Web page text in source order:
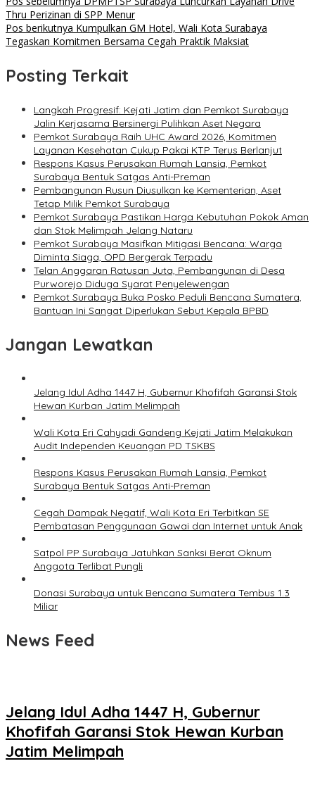
Thru Perizinan di SPP Menur
Pos berikutnya Kumpulkan GM Hotel, Wali Kota Surabaya
Tegaskan Komitmen Bersama Cegah Praktik Maksiat
Posting Terkait
Langkah Progresif: Kejati Jatim dan Pemkot Surabaya
Jalin Kerjasama Bersinergi Pulihkan Aset Negara
Pemkot Surabaya Raih UHC Award 2026, Komitmen
Layanan Kesehatan Cukup Pakai KTP Terus Berlanjut
Respons Kasus Perusakan Rumah Lansia, Pemkot
Surabaya Bentuk Satgas Anti-Preman
Pembangunan Rusun Diusulkan ke Kementerian, Aset
Tetap Milik Pemkot Surabaya
Pemkot Surabaya Pastikan Harga Kebutuhan Pokok Aman
dan Stok Melimpah Jelang Nataru
Pemkot Surabaya Masifkan Mitigasi Bencana: Warga
Diminta Siaga, OPD Bergerak Terpadu
Telan Anggaran Ratusan Juta, Pembangunan di Desa
Purworejo Diduga Syarat Penyelewengan
Pemkot Surabaya Buka Posko Peduli Bencana Sumatera,
Bantuan Ini Sangat Diperlukan Sebut Kepala BPBD
Jangan Lewatkan
Jelang Idul Adha 1447 H, Gubernur Khofifah Garansi Stok
Hewan Kurban Jatim Melimpah
Wali Kota Eri Cahyadi Gandeng Kejati Jatim Melakukan
Audit Independen Keuangan PD TSKBS
Respons Kasus Perusakan Rumah Lansia, Pemkot
Surabaya Bentuk Satgas Anti-Preman
Cegah Dampak Negatif, Wali Kota Eri Terbitkan SE
Pembatasan Penggunaan Gawai dan Internet untuk Anak
Satpol PP Surabaya Jatuhkan Sanksi Berat Oknum
Anggota Terlibat Pungli
Donasi Surabaya untuk Bencana Sumatera Tembus 1.3
Miliar
News Feed
Jelang Idul Adha 1447 H, Gubernur
Khofifah Garansi Stok Hewan Kurban
Jatim Melimpah